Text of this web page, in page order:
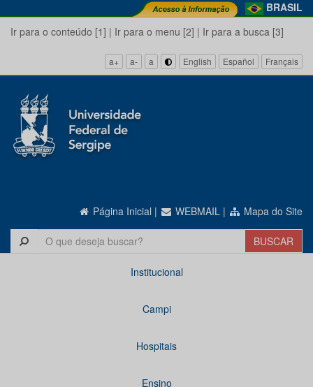
BRASIL
Ir para o conteúdo [1] | Ir para o menu [2] | Ir para a busca [3]
a+ a- a English Español Français
Página Inicial | WEBMAIL | Mapa do Site
Institucional
Campi
Hospitais
Ensino